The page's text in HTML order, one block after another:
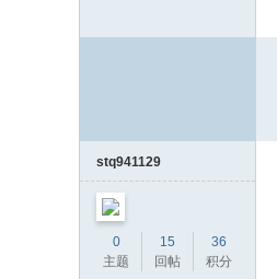
stq941129
0
主题
15
回帖
36
积分